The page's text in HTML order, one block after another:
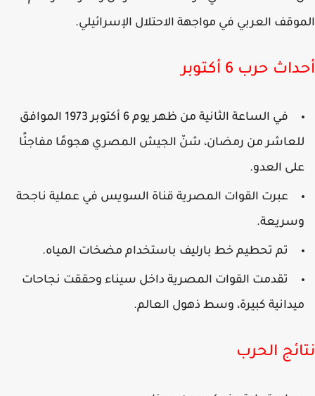
العربي في مواجهة الاحتلال الإسرائيلي.
حرب 6 أكتوبر
في الساعة الثانية من ظهر يوم 6 أكتوبر 1973 الموافق
من رمضان، شنّ الجيش المصري هجومًا مفاجئًا
العدو.
عبرت القوات المصرية قناة السويس في عملية ناجحة
تم تحطيم خط بارليف باستخدام مضخات المياه.
تقدمت القوات المصرية داخل سيناء وحققت نجاحات
كبيرة، وسط ذهول العالم.
الحرب